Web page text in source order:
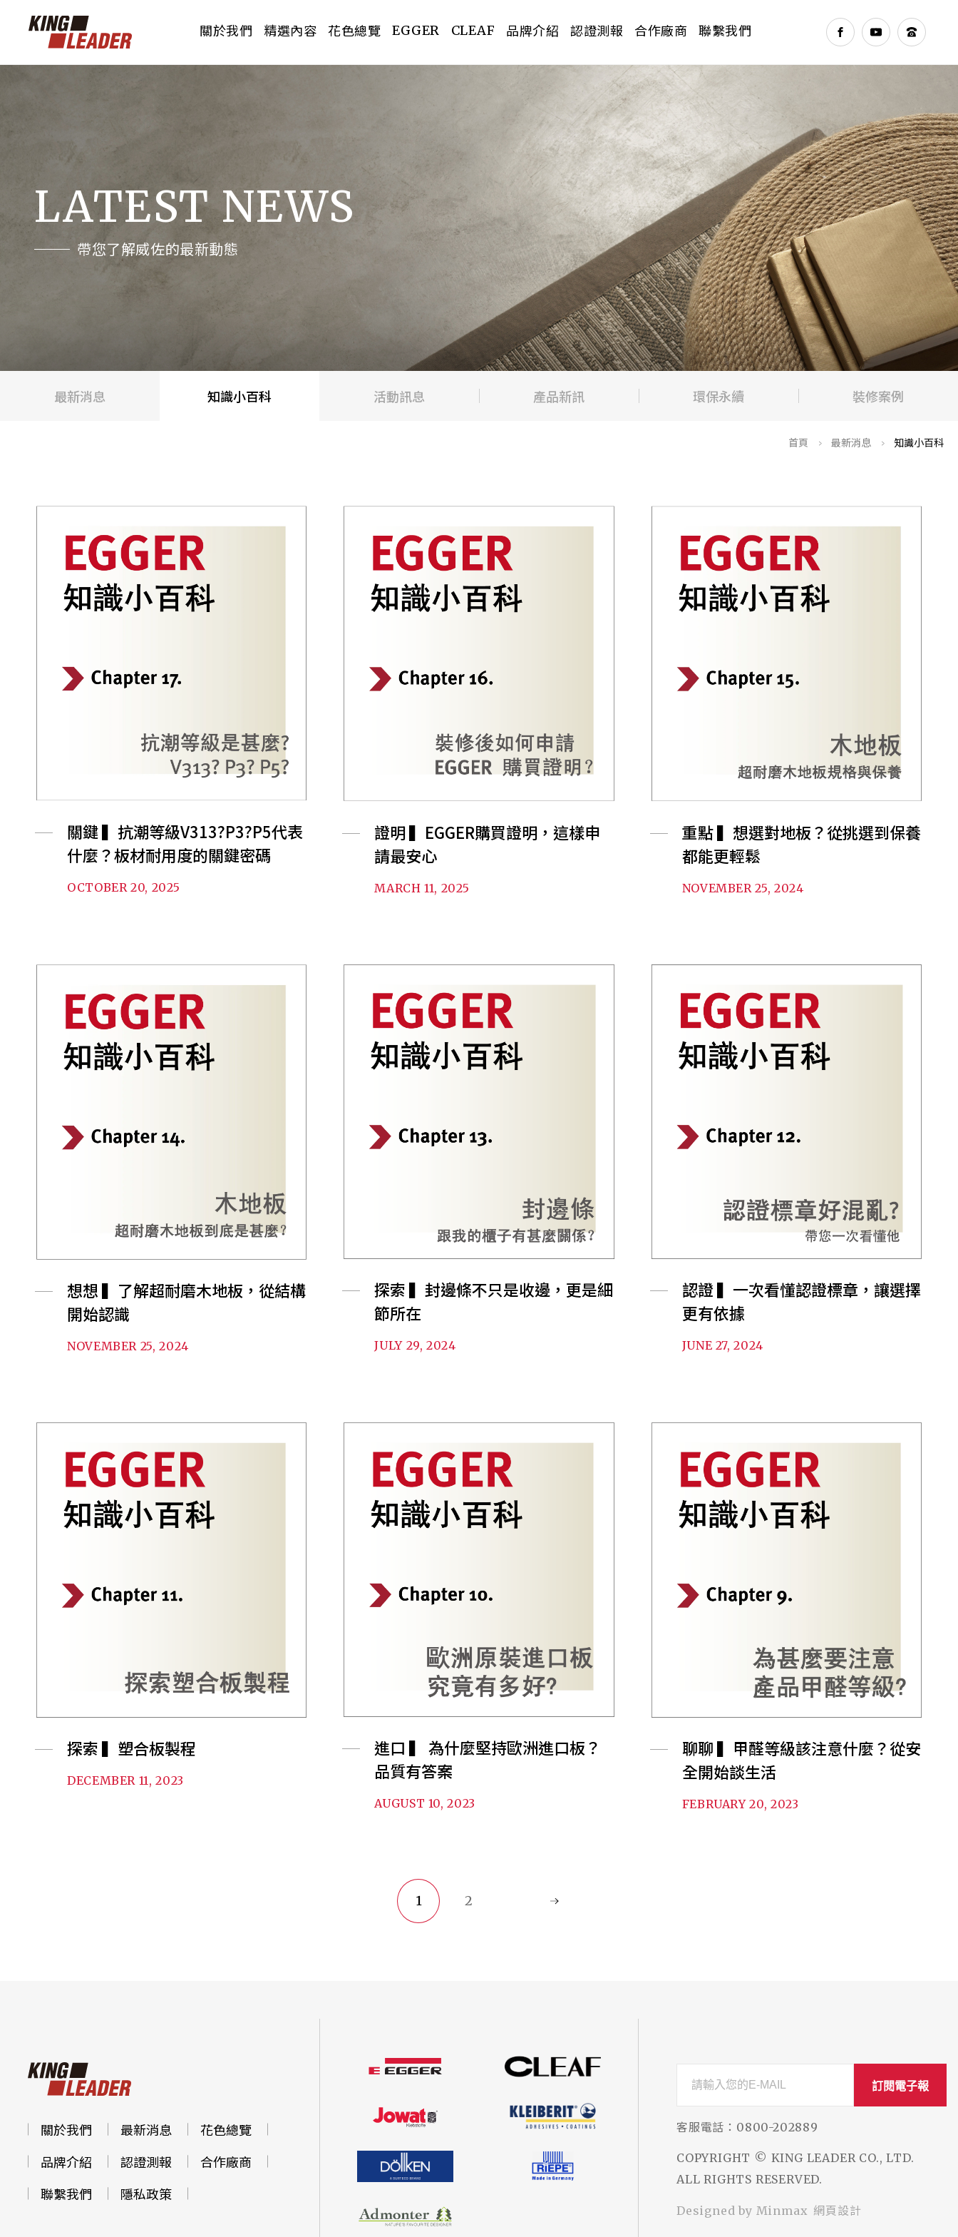
關於我們 精選內容 花色總覽
PRODUCTS
威佐透過所代理的產品，透過產品結的相關
品項搭配，使產品發揮最大效益的呈現。
EGGER CLEAF 品牌介紹
OUR BRAND
威佐透過所代理的產品，透過產品結的相關
品項搭配，使產品發揮最大效益的呈現。
NEXT
認證測報
CERTIFICATION
威佐透過所代理的產品，透過產品結的相關
品項搭配，使產品發揮最大效益的呈現。
合作廠商 聯繫我們
LATEST NEWS
帶您了解威佐的最新動態
最新消息 知識小百科 活動訊息 產品新訊 環保永續 裝修案例
首頁 > 最新消息 > 知識小百科
關鍵 ▍抗潮等級V313?P3?P5代表
什麼？板材耐用度的關鍵密碼
OCTOBER 20, 2025
證明 ▍EGGER購買證明，這樣申
請最安心
MARCH 11, 2025
重點 ▍想選對地板？從挑選到保養
都能更輕鬆
NOVEMBER 25, 2024
想想 ▍了解超耐磨木地板，從結構
開始認識
NOVEMBER 25, 2024
探索 ▍封邊條不只是收邊，更是細
節所在
JULY 29, 2024
認證 ▍一次看懂認證標章，讓選擇
更有依據
JUNE 27, 2024
探索 ▍塑合板製程
DECEMBER 11, 2023
進口 ▍ 為什麼堅持歐洲進口板？
品質有答案
AUGUST 10, 2023
聊聊 ▍甲醛等級該注意什麼？從安
全開始談生活
FEBRUARY 20, 2023
1 2
關於我們 最新消息
花色總覽
品牌介紹
認證測報
合作廠商
聯繫我們
隱私政策
訂閱電子報
客服電話： 0800-202889
COPYRIGHT © KING LEADER CO., LTD.
ALL RIGHTS RESERVED.
Designed by Minmax 網頁設計